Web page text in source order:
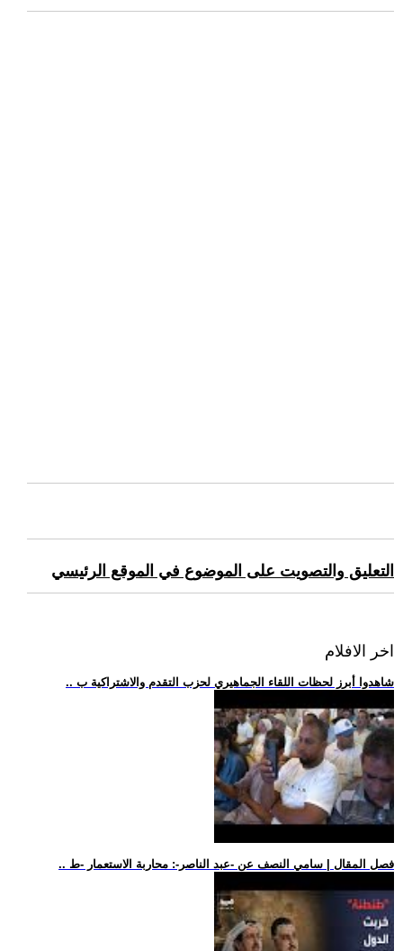
التعليق والتصويت على الموضوع في الموقع الرئيسي
اخر الافلام
.. شاهدوا أبرز لحظات اللقاء الجماهيري لحزب التقدم والاشتراكية ب
.. فصل المقال | سامي النصف عن -عبد الناصر-: محاربة الاستعمار -ط